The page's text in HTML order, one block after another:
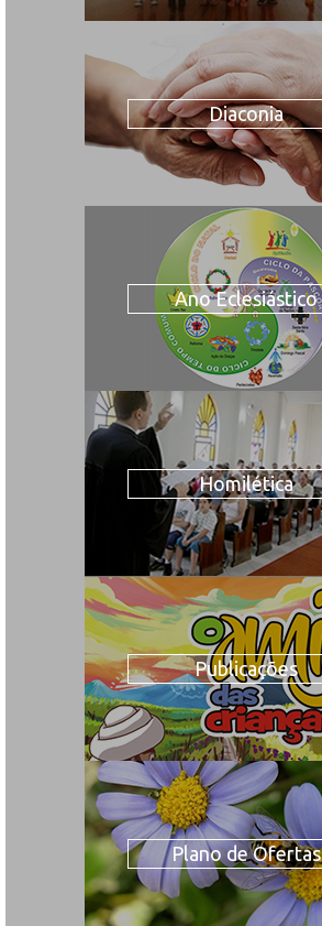
Diaconia
Ano Eclesiástico
Homilética
Publicações
Plano de Ofertas